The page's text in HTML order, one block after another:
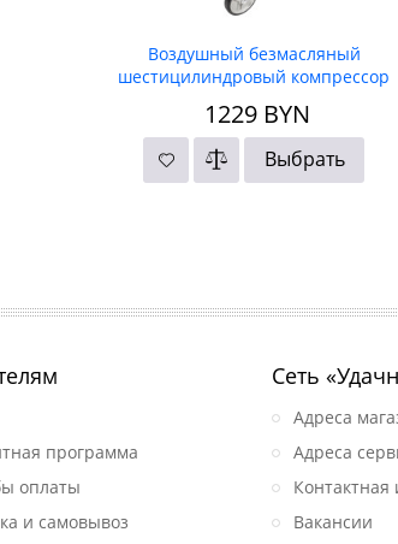
Воздушный безмасляный
шестицилиндровый компрессор
1229 BYN
Выбрать
программа
оплаты
и самовывоз
Сеть
Адреса
Адреса
Вакансии